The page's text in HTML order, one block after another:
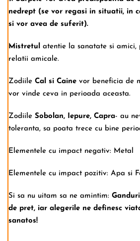
nedrept (se vor regasi in situatii, in
si vor avea de suferit).
Mistretul
atentie la sanatate si amici,
relatii amicale.
Zodiile Cal si Caine vor beneficia de
vor vinde ceva in perioada aceasta.
Zodiile Sobolan, Iepure, Capra- au
toleranta, sa poata trece cu bine
Elementele cu impact negativ: Metal
Elementele cu impact pozitiv: Apa si
Si sa nu uitam sa ne amintim:
de pret, iar alegerile ne definesc
sanatos!